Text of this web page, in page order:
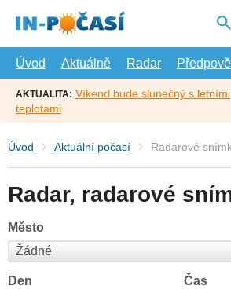
hlavní
Úvod
Aktuálně Radar
AKTUALITA: Víkend bude slunečný s
teplotami
Úvod Aktuální počasí Radarové
Radar, radarové
Město
Den Čas